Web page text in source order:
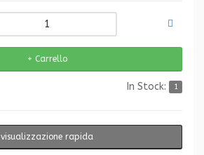
In Stock: 1
visualizzazione rapida